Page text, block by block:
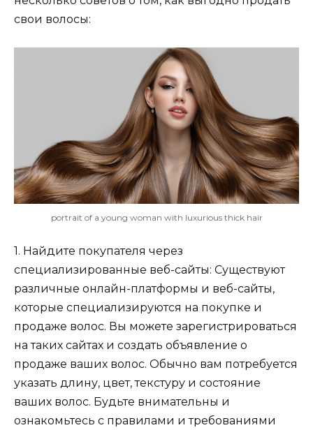
свои волосы:
portrait of a young woman with luxurious thick hair
1. Найдите покупателя через
специализированные веб-сайты: Существуют
различные онлайн-платформы и веб-сайты,
которые специализируются на покупке и
продаже волос. Вы можете зарегистрироваться
на таких сайтах и создать объявление о
продаже ваших волос. Обычно вам потребуется
указать длину, цвет, текстуру и состояние
ваших волос. Будьте внимательны и
ознакомьтесь с правилами и требованиями